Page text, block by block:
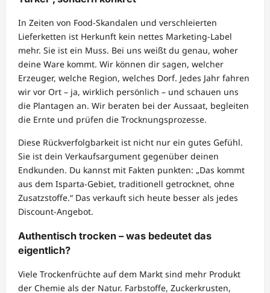
In Zeiten von Food-Skandalen und verschleierten
Lieferketten ist Herkunft kein nettes Marketing-Label
mehr. Sie ist ein Muss. Bei uns weißt du genau, woher
deine Ware kommt. Wir können dir sagen, welcher
Erzeuger, welche Region, welches Dorf. Jedes Jahr fahren
wir vor Ort – ja, wirklich persönlich – und schauen uns
die Plantagen an. Wir beraten bei der Aussaat, begleiten
die Ernte und prüfen die Trocknungsprozesse.
Diese Rückverfolgbarkeit ist nicht nur ein gutes Gefühl.
Sie ist dein Verkaufsargument gegenüber deinen
Endkunden. Du kannst mit Fakten punkten: „Das kommt
aus dem Isparta-Gebiet, traditionell getrocknet, ohne
Zusatzstoffe.“ Das verkauft sich heute besser als jedes
Discount-Angebot.
Authentisch trocken – was bedeutet das
eigentlich?
Viele Trockenfrüchte auf dem Markt sind mehr Produkt
der Chemie als der Natur. Farbstoffe, Zuckerkrusten,